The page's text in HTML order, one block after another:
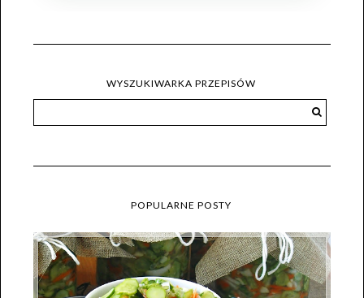
WYSZUKIWARKA PRZEPISÓW
POPULARNE POSTY